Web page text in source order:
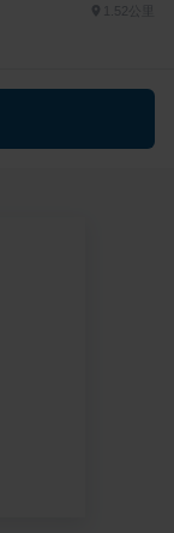
1.52公里